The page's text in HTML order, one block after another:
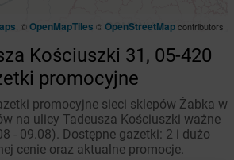
, ©OpenMapTiles ©OpenStreetMapcontributors
Kościuszki 31, 05-420
promocyjne
promocyjne sieci sklepów Żabka w
na ulicy Tadeusza Kościuszki ważne
- 09.08). Dostępne gazetki: 2 i dużo
cenie oraz aktualne promocje.